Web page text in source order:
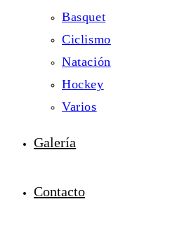
Basquet
Ciclismo
Natación
Hockey
Varios
Galería
Contacto